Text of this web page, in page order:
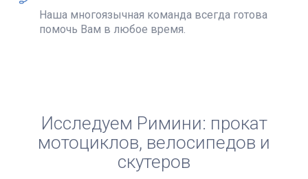
Наша многоязычная команда всегда готова
помочь Вам в любое время.
Исследуем Римини: прокат
мотоциклов, велосипедов и
скутеров